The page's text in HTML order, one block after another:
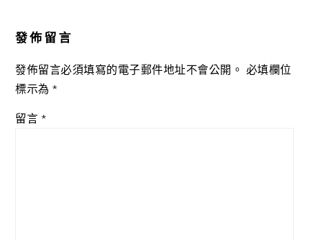
發佈留言
發佈留言必須填寫的電子郵件地址不會公開。 必填欄位
標示為*
留言 *